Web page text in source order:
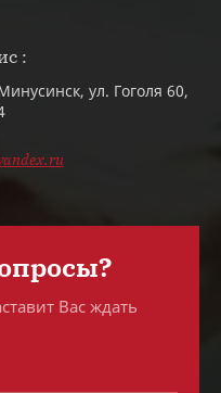
Вас ждать
ул. Гоголя 60,
: